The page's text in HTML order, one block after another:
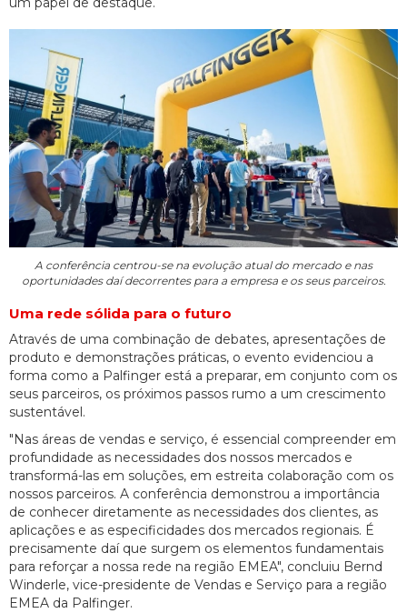
A conferência centrou-se na evolução atual do mercado e nas
oportunidades daí decorrentes para a empresa e os seus parceiros.
Uma rede sólida para o futuro
Através de uma combinação de debates, apresentações de
produto e demonstrações práticas, o evento evidenciou a
forma como a Palfinger está a preparar, em conjunto com os
seus parceiros, os próximos passos rumo a um crescimento
sustentável.
"Nas áreas de vendas e serviço, é essencial compreender em
profundidade as necessidades dos nossos mercados e
transformá-las em soluções, em estreita colaboração com os
nossos parceiros. A conferência demonstrou a importância
de conhecer diretamente as necessidades dos clientes, as
aplicações e as especificidades dos mercados regionais. É
precisamente daí que surgem os elementos fundamentais
para reforçar a nossa rede na região EMEA", concluiu Bernd
Winderle, vice-presidente de Vendas e Serviço para a região
EMEA da Palfinger.